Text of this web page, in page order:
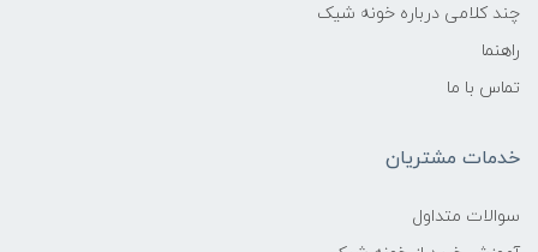
چند کلامی درباره خونه شیک
راهنما
تماس با ما
خدمات مشتریان
سوالات متداول